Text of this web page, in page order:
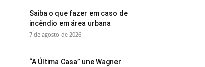
Saiba o que fazer em caso de
incêndio em área urbana
7 de agosto de 2026
“A Última Casa” une Wagner